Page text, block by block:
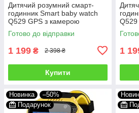
Дитячий розумний смарт-
годинник Smart baby watch
Q529 GPS з камерою
прослуховування для дітей із
трекером Рожевий
Готово до відправки
1 199 ₴ 2 398 ₴
Купити
Q529
1
Новинка
–50%
Подарунок